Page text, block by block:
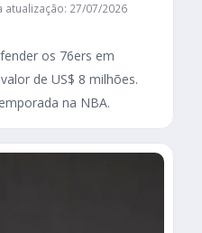
atualização: 27/07/2026
os 76ers em
de US$ 8 milhões.
na NBA.